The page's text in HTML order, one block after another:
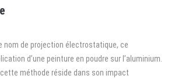
nom de projection électrostatique, ce
d’une peinture en poudre sur l’aluminium.
cette méthode réside dans son impact